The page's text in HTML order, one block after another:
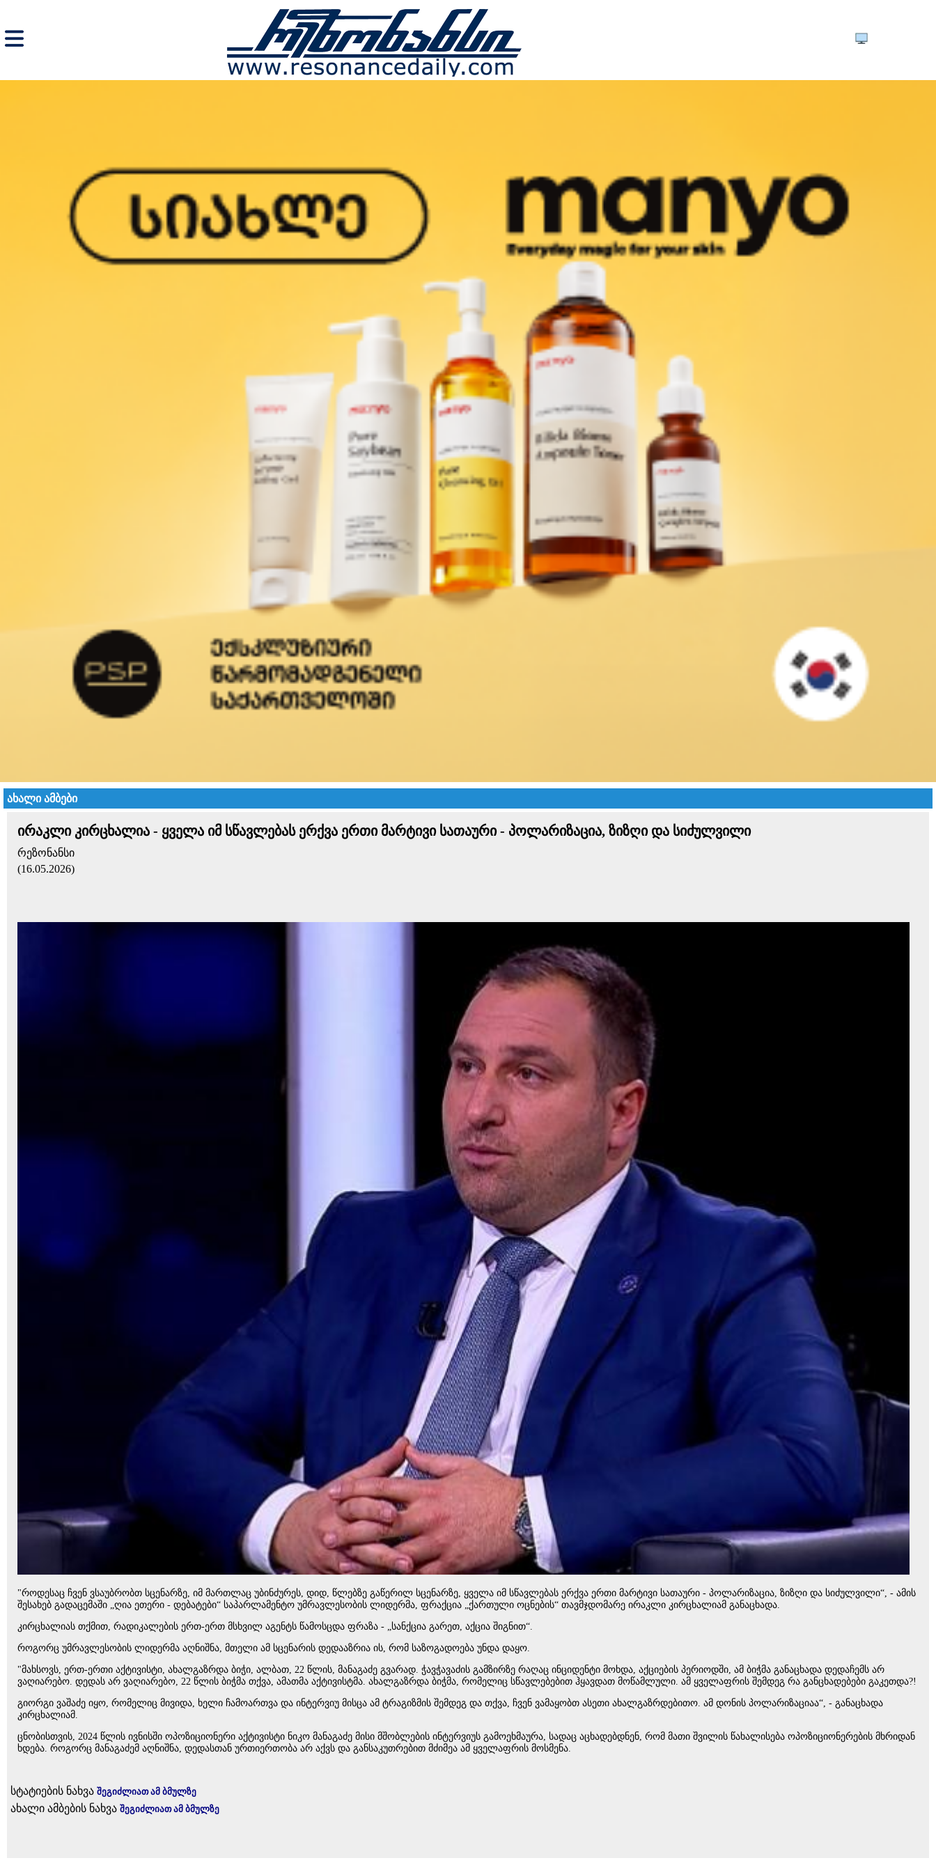
ახალი ამბები
ირაკლი კირცხალია - ყველა იმ სწავლებას ერქვა ერთი მარტივი სათაური - პოლარიზაცია, ზიზღი და სიძულვილი
რეზონანსი
(16.05.2026)
"როდესაც ჩვენ ვსაუბრობთ სცენარზე, იმ მართლაც უბინძურეს, დიდ, წლებზე გაწერილ სცენარზე, ყველა იმ სწავლებას ერქვა ერთი მარტივი სათაური - პოლარიზაცია, ზიზღი და სიძულვილი“, - ამის
შესახებ გადაცემაში „ღია ეთერი - დებატები“ საპარლამენტო უმრავლესობის ლიდერმა, ფრაქცია „ქართული ოცნების“ თავმჯდომარე ირაკლი კირცხალიამ განაცხადა.
კირცხალიას თქმით, რადიკალების ერთ-ერთ მსხვილ აგენტს წამოსცდა ფრაზა - „სანქცია გარეთ, აქცია შიგნით“.
როგორც უმრავლესობის ლიდერმა აღნიშნა, მთელი ამ სცენარის დედააზრია ის, რომ საზოგადოება უნდა დაყო.
"მახსოვს, ერთ-ერთი აქტივისტი, ახალგაზრდა ბიჭი, ალბათ, 22 წლის, მანაგაძე გვარად. ჭავჭავაძის გამზირზე რაღაც ინციდენტი მოხდა, აქციების პერიოდში, ამ ბიჭმა განაცხადა დედაჩემს არ
ვაღიარებო. დედას არ ვაღიარებო, 22 წლის ბიჭმა თქვა, ამათმა აქტივისტმა. ახალგაზრდა ბიჭმა, რომელიც სწავლებებით ჰყავდათ მოწამლული. ამ ყველაფრის შემდეგ რა განცხადებები გაკეთდა?!
გიორგი ვაშაძე იყო, რომელიც მივიდა, ხელი ჩამოართვა და ინტერვიუ მისცა ამ ტრაგიზმის შემდეგ და თქვა, ჩვენ ვამაყობთ ასეთი ახალგაზრდებითო. ამ დონის პოლარიზაციაა“, - განაცხადა
კირცხალიამ.
ცნობისთვის, 2024 წლის ივნისში ოპოზიციონერი აქტივისტი ნიკო მანაგაძე მისი მშობლების ინტერვიუს გამოეხმაურა, სადაც აცხადებდნენ, რომ მათი შვილის წახალისება ოპოზიციონერების მხრიდან
ხდება. როგორც მანაგაძემ აღნიშნა, დედასთან ურთიერთობა არ აქვს და განსაკუთრებით მძიმეა ამ ყველაფრის მოსმენა.
სტატიების ნახვა შეგიძლიათ ამ ბმულზე
ახალი ამბების ნახვა შეგიძლიათ ამ ბმულზე